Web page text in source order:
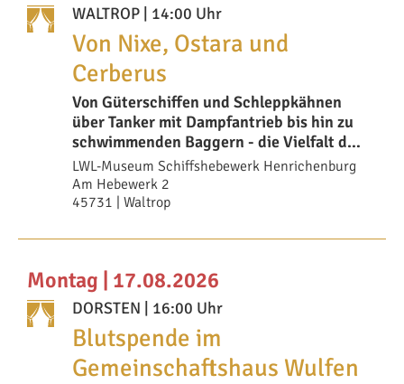
WALTROP | 14:00 Uhr
Von Nixe, Ostara und
Cerberus
Von Güterschiffen und Schleppkähnen
über Tanker mit Dampfantrieb bis hin zu
schwimmenden Baggern - die Vielfalt der
im Sch
LWL-Museum Schiffshebewerk Henrichenburg
Am Hebewerk 2
45731 | Waltrop
Montag | 17.08.2026
DORSTEN | 16:00 Uhr
Blutspende im
Gemeinschaftshaus Wulfen